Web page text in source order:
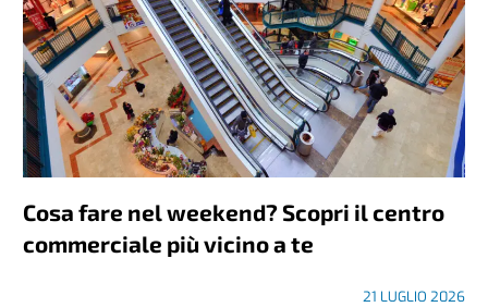
Cosa fare nel weekend? Scopri il centro
commerciale più vicino a te
21 LUGLIO 2026